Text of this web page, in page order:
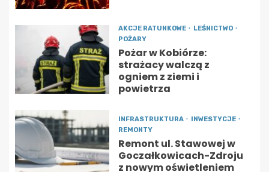
AKCJE RATUNKOWE
LEŚNICTWO
POŻARY
Pożar w Kobiórze:
strażacy walczą z
ogniem z ziemi i
powietrza
INFRASTRUKTURA
INWESTYCJE
REMONTY
Remont ul. Stawowej w
Goczałkowicach-Zdroju
z nowym oświetleniem